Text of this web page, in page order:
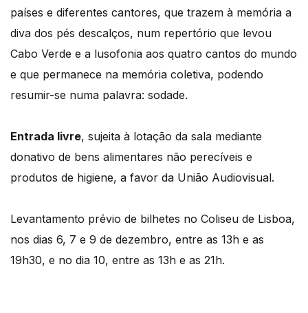
países e diferentes cantores, que trazem à memória a
diva dos pés descalços, num repertório que levou
Cabo Verde e a lusofonia aos quatro cantos do mundo
e que permanece na memória coletiva, podendo
resumir-se numa palavra: sodade.
Entrada livre, sujeita à lotação da sala mediante
donativo de bens alimentares não perecíveis e
produtos de higiene, a favor da União Audiovisual.
Levantamento prévio de bilhetes no Coliseu de Lisboa,
nos dias 6, 7 e 9 de dezembro, entre as 13h e as
19h30, e no dia 10, entre as 13h e as 21h.